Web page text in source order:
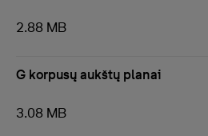
2.88 MB
G korpusų aukštų planai
3.08 MB